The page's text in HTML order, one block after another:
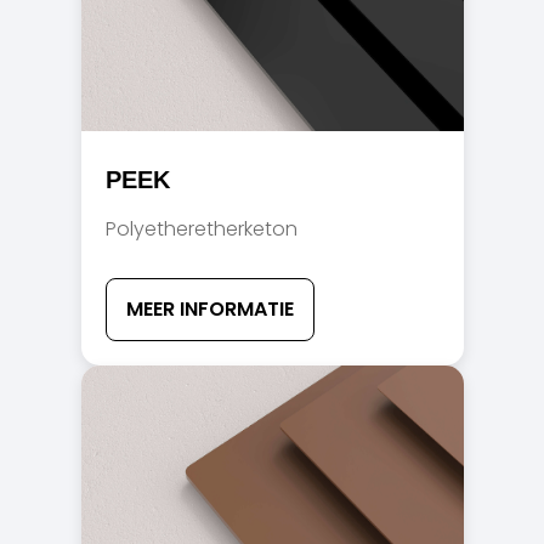
PEEK
Polyetheretherketon
MEER INFORMATIE